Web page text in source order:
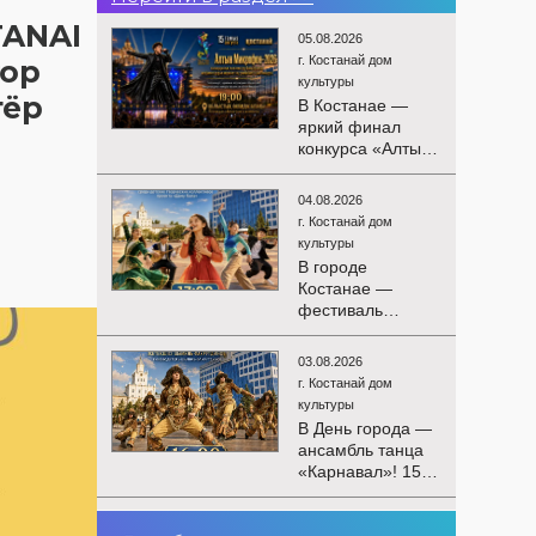
05.08.2026
г. Костанай дом
культуры
В Костанае —
яркий финал
конкурса «Алтын
Микрофон-2026»!
15 августа
состоятся
церемония
награждения
победителей и
гала-концерт
Международного
конкурса
вокалистов! Вас
ждут яркие
выступления
лучших
исполнителей,
незабываемые
эмоции и особая
праздничная
04.08.2026
г. Костанай дом
культуры
В городе
Костанае —
фестиваль
детского
творчества
«Алтын дән»! 15
августа на
площади
областного
акимата
состоится
фестиваль
03.08.2026
г. Костанай дом
культуры
В День города —
ансамбль танца
«Карнавал»! 15
августа на
площади